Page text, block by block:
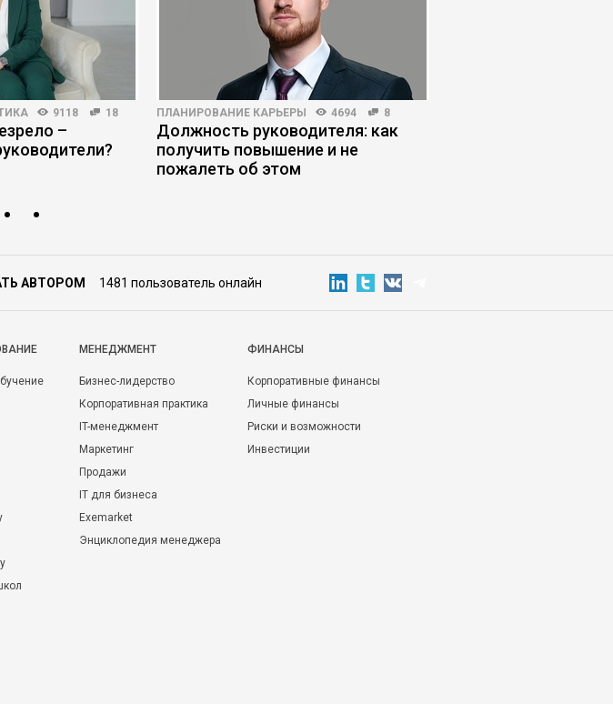
9118 18
–
ПЛАНИРОВАНИЕ КАРЬЕРЫ 4694 8
Должность руководителя: как
получить повышение и не
пожалеть об этом
АВТОРОМ 1481 пользователь онлайн
МЕНЕДЖМЕНТ
Бизнес-лидерство
Корпоративная практика
IT-менеджмент
Маркетинг
Продажи
IT для бизнеса
Exemarket
Энциклопедия менеджера
ФИНАНСЫ
Корпоративные финансы
Личные финансы
Риски и возможности
Инвестиции